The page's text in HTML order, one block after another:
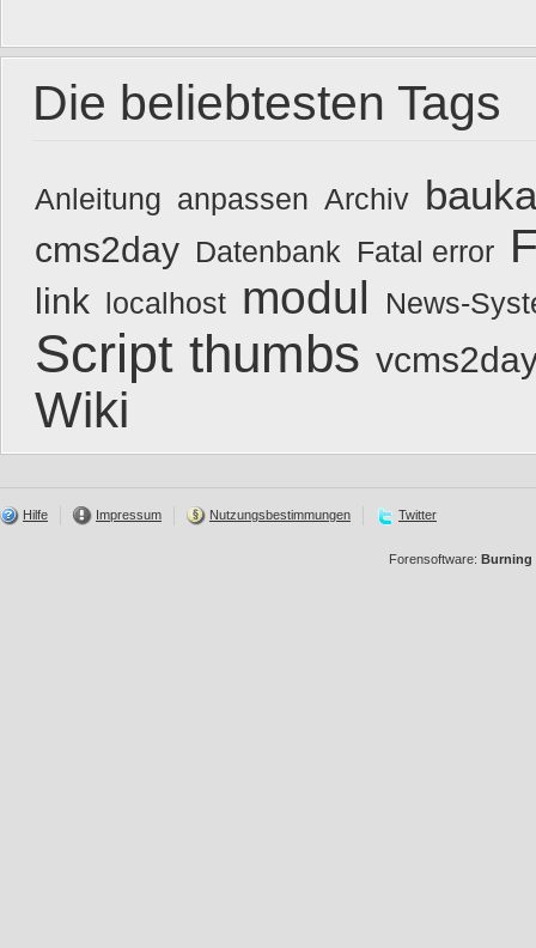
Die beliebtesten Tags
Anleitung anpassen Archiv
cms2day Datenbank Fatal error
link localhost modul News-
Script thumbs
Wiki
Hilfe Impressum Nutzungsbestimmungen Twitter
Forensoftware: Burning